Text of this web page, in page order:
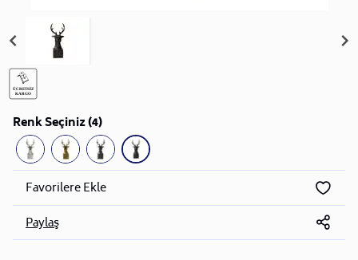
Renk Seçiniz (4)
Favorilere Ekle
Paylaş